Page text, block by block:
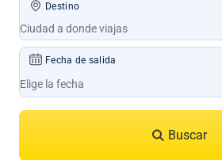
Destino
Fecha de salida
Buscar